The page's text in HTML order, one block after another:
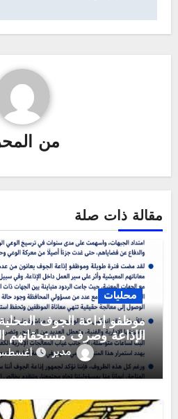
من
مقالة ذات صلة
محليات
موظفو إذاعة الجوف المحلية
الإذاعة وصرف مستحقاتهم
مدير أغسطس 2,